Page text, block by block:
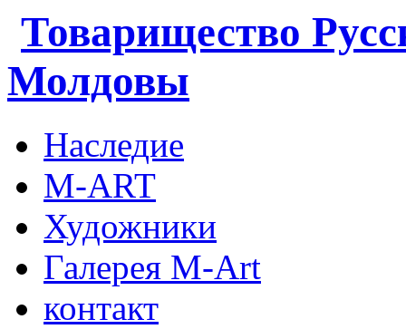
Товарищество
Молдовы
Наследие
M-ART
Художники
Галерея M-Art
контакт